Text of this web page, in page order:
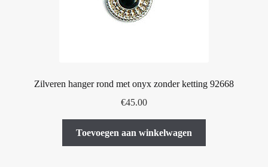
Zilveren hanger rond met onyx zonder ketting 92668
€45.00
Toevoegen aan winkelwagen